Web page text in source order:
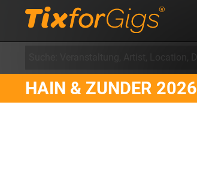
HAIN & ZUNDER 2026